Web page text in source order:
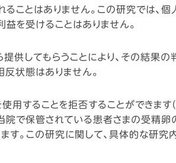
ことはありません。この研究では、
を受けることはありません。
供してもらうことにより、その結果
状態はありません。
することを拒否することができます
院で保管されている患者さまの受精
。この研究に関して、具体的な研究